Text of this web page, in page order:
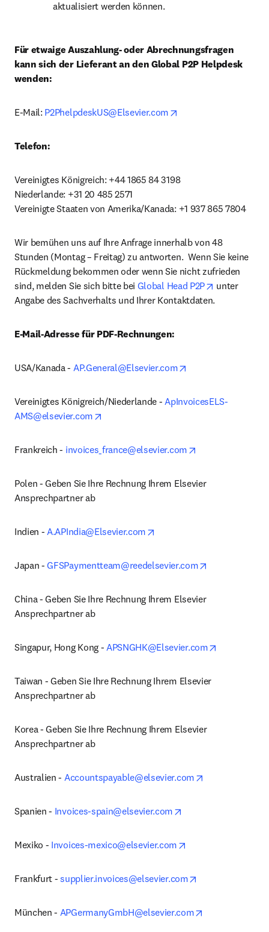
aktualisiert werden können.
Für etwaige Auszahlung- oder Abrechnungsfragen
kann sich der Lieferant an den Global P2P Helpdesk
wenden:
E-Mail: P2PhelpdeskUS@Elsevier.com
Telefon:
Vereinigtes Königreich: +44 1865 84 3198
Niederlande: +31 20 485 2571
Vereinigte Staaten von Amerika/Kanada: +1 937 865 7804
Wir bemühen uns auf Ihre Anfrage innerhalb von 48
Stunden (Montag – Freitag) zu antworten.  Wenn Sie keine
Rückmeldung bekommen oder wenn Sie nicht zufrieden
sind, melden Sie sich bitte bei Global Head P2P opens in
unter
Angabe des Sachverhalts und Ihrer Kontaktdaten.
E-Mail-Adresse für PDF-Rechnungen:
USA/Kanada - AP.General@Elsevier.com
Vereinigtes Königreich/Niederlande - ApInvoicesELS-
AMS@elsevier.com
Frankreich - invoices_france@elsevier.com
Polen - Geben Sie Ihre Rechnung Ihrem Elsevier
Ansprechpartner ab
Indien - A.APIndia@Elsevier.com
Japan - GFSPaymentteam@reedelsevier.com
China - Geben Sie Ihre Rechnung Ihrem Elsevier
Ansprechpartner ab
Singapur, Hong Kong - APSNGHK@Elsevier.com
Taiwan - Geben Sie Ihre Rechnung Ihrem Elsevier
Ansprechpartner ab
Korea - Geben Sie Ihre Rechnung Ihrem Elsevier
Ansprechpartner ab
Australien - Accountspayable@elsevier.com
Spanien - Invoices-spain@elsevier.com
Mexiko - Invoices-mexico@elsevier.com
Frankfurt - supplier.invoices@elsevier.com
München - APGermanyGmbH@elsevier.com